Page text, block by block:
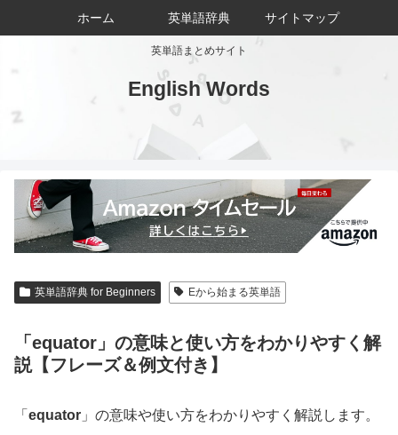
英単語まとめサイト
English Words
ホーム 英単語辞典 サイトマップ
英単語辞典 for Beginners Eから始まる英単語
「equator」の意味と使い方をわかりやすく解
説【フレーズ＆例文付き】
「 equator 」の意味や使い方をわかりやすく解説します。